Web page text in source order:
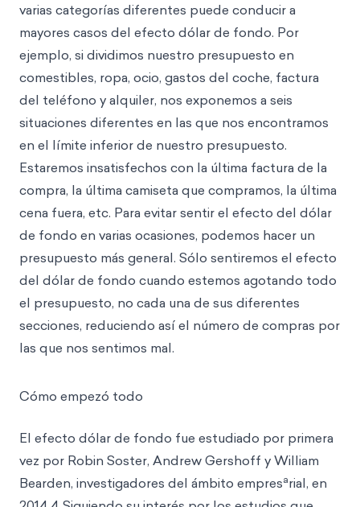
varias categorías diferentes puede conducir a
mayores casos del efecto dólar de fondo. Por
ejemplo, si dividimos nuestro presupuesto en
comestibles, ropa, ocio, gastos del coche, factura
del teléfono y alquiler, nos exponemos a seis
situaciones diferentes en las que nos encontramos
en el límite inferior de nuestro presupuesto.
Estaremos insatisfechos con la última factura de la
compra, la última camiseta que compramos, la última
cena fuera, etc. Para evitar sentir el efecto del dólar
de fondo en varias ocasiones, podemos hacer un
presupuesto más general. Sólo sentiremos el efecto
del dólar de fondo cuando estemos agotando todo
el presupuesto, no cada una de sus diferentes
secciones, reduciendo así el número de compras por
las que nos sentimos mal.
Cómo empezó todo
El efecto dólar de fondo fue estudiado por primera
vez por Robin Soster, Andrew Gershoff y William
Bearden, investigadores del ámbito empresarial, en